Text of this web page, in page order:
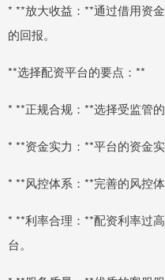
* **放大收益：**通过借用资
的回报。
**选择配资平台的要点：**
* **正规合规：**选择受监管
* **资金实力：**平台的资金
* **风控体系：**完善的风控
* **利率合理：**配资利率过
台。